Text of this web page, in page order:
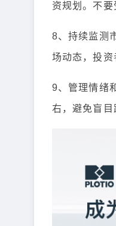
资规划。不
8、持续监测
场动态，投资
9、管理情绪
右，避免盲目